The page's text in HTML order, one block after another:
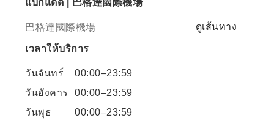
แบกแดด | 巴格達國際機場
巴格達國際機場 ดูเส้นทาง
เวลาให้บริการ
วันจันทร์
00:00–23:59
วันอังคาร
00:00–23:59
วันพุธ
00:00–23:59